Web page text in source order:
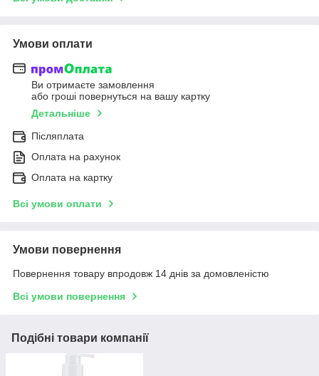
Умови оплати
Ви отримаєте замовлення
або гроші повернуться на вашу картку
Детальніше
Післяплата
Оплата на рахунок
Оплата на картку
Всі умови оплати
Умови повернення
Повернення товару впродовж 14 днів за домовленістю
Всі умови повернення
Подібні товари компанії